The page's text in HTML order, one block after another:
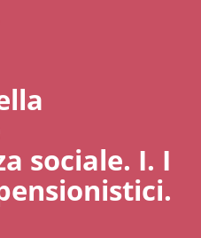
sociale. I. I